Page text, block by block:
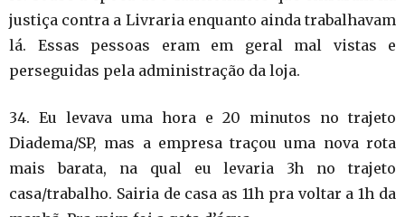
justiça contra a Livraria enquanto ainda trabalhavam
lá. Essas pessoas eram em geral mal vistas e
perseguidas pela administração da loja.
34. Eu levava uma hora e 20 minutos no trajeto
Diadema/SP, mas a empresa traçou uma nova rota
mais barata, na qual eu levaria 3h no trajeto
casa/trabalho. Sairia de casa as 11h pra voltar a 1h da